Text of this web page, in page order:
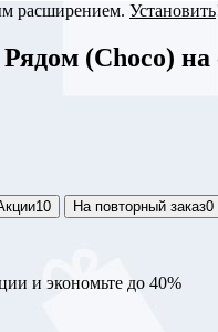
расширением. Установить
(Choco) на
10 На повторный заказ0
и экономьте до 40%